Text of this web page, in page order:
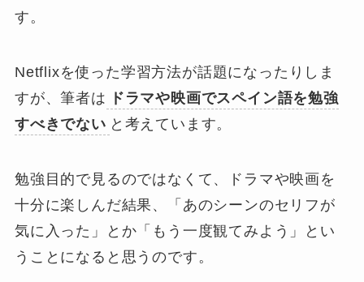
す。
Netflixを使った学習方法が話題になったりしま
すが、筆者は ドラマや映画でスペイン語を勉強
すべきでない と考えています。
勉強目的で見るのではなくて、ドラマや映画を
十分に楽しんだ結果、「あのシーンのセリフが
気に入った」とか「もう一度観てみよう」とい
うことになると思うのです。